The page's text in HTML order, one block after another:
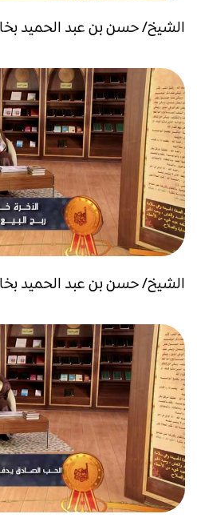
الشيخ/ حسن بن عبد الحميد
الشيخ/ حسن بن عبد الحميد